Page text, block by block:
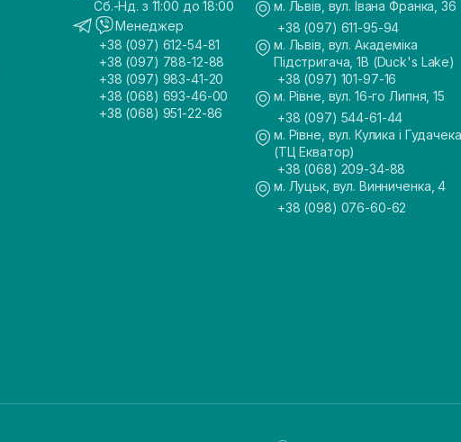
Сб.-Нд. з 11:00 до 18:00
Менеджер
+38 (097) 612-54-81
+38 (097) 788-12-88
+38 (097) 983-41-20
+38 (068) 693-46-00
+38 (068) 951-22-86
м. Львів, вул. Івана Франка, 36
+38 (097) 611-95-94
м. Львів, вул. Академіка
Підстригача, 1В (Duck's Lake)
+38 (097) 101-97-16
м. Рівне, вул. 16-го Липня, 15
+38 (097) 544-61-44
м. Рівне, вул. Кулика і
(ТЦ Екватор)
+38 (068) 209-34-88
м. Луцьк, вул. Винниченка, 4
+38 (098) 076-60-62